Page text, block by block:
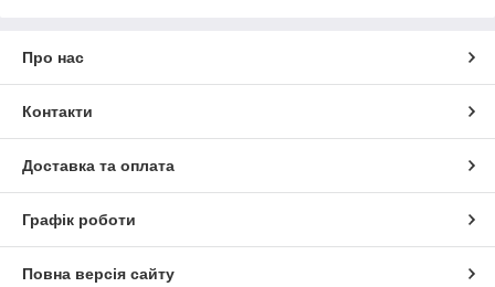
Про нас
Контакти
Доставка та оплата
Графік роботи
Повна версія сайту